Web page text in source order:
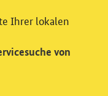
Webseite: Wir
verstehen, um
Zusätzlich
Ihrer lokalen
von